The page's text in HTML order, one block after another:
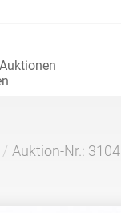
Auktion-Nr.: 3104